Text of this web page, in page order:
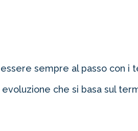
sempre al passo con i
che si basa sul
21%!